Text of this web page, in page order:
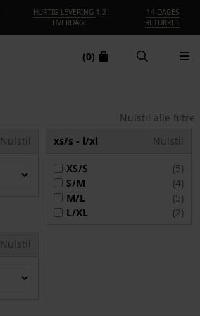
HURTIG LEVERING 1-2
HVERDAGE
14 DAGES
RETURRET
(0)
Nulstil alle filtre
Nulstil xs/s - l/xl Nulstil
XS/S
(5)
S/M
(4)
M/L
(5)
L/XL
(2)
Nulstil